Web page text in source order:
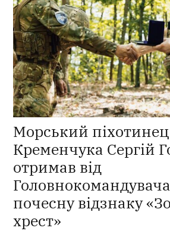
Морський
Кременчука Сергій
отримав від
почесну відзнаку
хрест»